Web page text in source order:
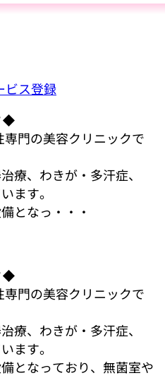
◆
門の美容クリニックで
療、わきが・多汗症、
ます。
となっ・・・
◆
門の美容クリニックで
療、わきが・多汗症、
ます。
となっており、無菌室や